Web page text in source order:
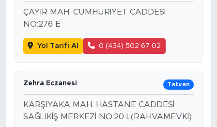
ÇAYIR MAH. CUMHURİYET CADDESİ
NO:276 E
Yol Tarifi Al 0 (434) 502 67 02
Zehra Eczanesi Tatvan
KARŞIYAKA MAH. HASTANE CADDESİ
SAĞLIKİŞ MERKEZİ NO:20 L(RAHVAMEVKİ)